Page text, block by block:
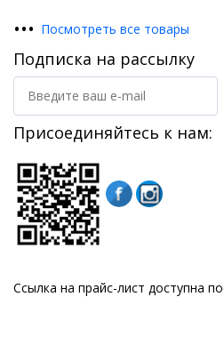
••• Посмотреть все товары
Подписка на рассылку
Присоединяйтесь к нам:
Ссылка на прайс-лист доступна